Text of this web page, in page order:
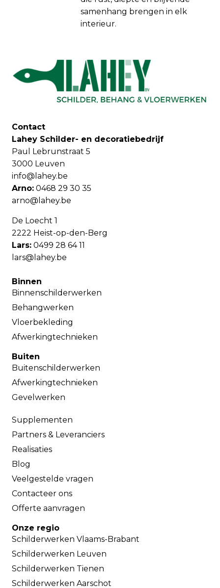
samenhang brengen in elk
interieur.
Contact
Lahey Schilder- en decoratiebedrijf
Paul Lebrunstraat 5
3000 Leuven
info@lahey.be
Arno: 0468 29 30 35
arno@lahey.be
De Loecht 1
2222 Heist-op-den-Berg
Lars: 0499 28 64 11
lars@lahey.be
Binnen
Binnenschilderwerken
Behangwerken
Vloerbekleding
Afwerkingtechnieken
Buiten
Buitenschilderwerken
Afwerkingtechnieken
Gevelwerken
Supplementen
Partners & Leveranciers
Realisaties
Blog
Veelgestelde vragen
Contacteer ons
Offerte aanvragen
Onze regio
Schilderwerken Vlaams-Brabant
Schilderwerken Leuven
Schilderwerken Tienen
Schilderwerken Aarschot